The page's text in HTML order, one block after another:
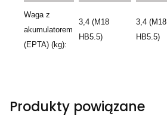
Waga z
akumulatorem
(EPTA) (kg):
3,4 (M18
HB5.5)
3,4 (M18
HB5.5)
Produkty powiązane